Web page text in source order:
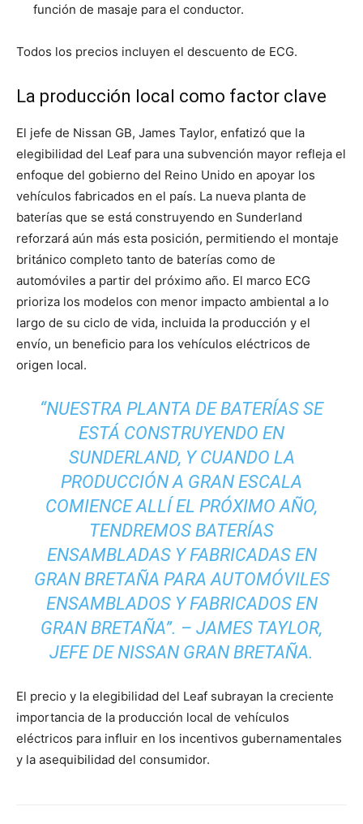
función de masaje para el conductor.
Todos los precios incluyen el descuento de ECG.
La producción local como factor clave
El jefe de Nissan GB, James Taylor, enfatizó que la
elegibilidad del Leaf para una subvención mayor refleja el
enfoque del gobierno del Reino Unido en apoyar los
vehículos fabricados en el país. La nueva planta de
baterías que se está construyendo en Sunderland
reforzará aún más esta posición, permitiendo el montaje
británico completo tanto de baterías como de
automóviles a partir del próximo año. El marco ECG
prioriza los modelos con menor impacto ambiental a lo
largo de su ciclo de vida, incluida la producción y el
envío, un beneficio para los vehículos eléctricos de
origen local.
“NUESTRA PLANTA DE BATERÍAS SE
ESTÁ CONSTRUYENDO EN
SUNDERLAND, Y CUANDO LA
PRODUCCIÓN A GRAN ESCALA
COMIENCE ALLÍ EL PRÓXIMO AÑO,
TENDREMOS BATERÍAS
ENSAMBLADAS Y FABRICADAS EN
GRAN BRETAÑA PARA AUTOMÓVILES
ENSAMBLADOS Y FABRICADOS EN
GRAN BRETAÑA”. – JAMES TAYLOR,
JEFE DE NISSAN GRAN BRETAÑA.
El precio y la elegibilidad del Leaf subrayan la creciente
importancia de la producción local de vehículos
eléctricos para influir en los incentivos gubernamentales
y la asequibilidad del consumidor.